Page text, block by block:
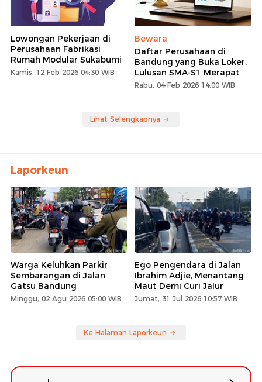
Lowongan Pekerjaan di
Perusahaan Fabrikasi
Rumah Modular Sukabumi
Kamis, 12 Feb 2026 04:30 WIB
Bewara
Daftar Perusahaan di
Bandung yang Buka Loker,
Lulusan SMA-S1 Merapat
Rabu, 04 Feb 2026 14:00 WIB
Lihat Selengkapnya
Laporkeun
Warga Keluhkan Parkir
Sembarangan di Jalan
Gatsu Bandung
Minggu, 02 Agu 2026 05:00 WIB
Ego Pengendara di Jalan
Ibrahim Adjie, Menantang
Maut Demi Curi Jalur
Jumat, 31 Jul 2026 10:57 WIB
Ke Halaman Laporkeun